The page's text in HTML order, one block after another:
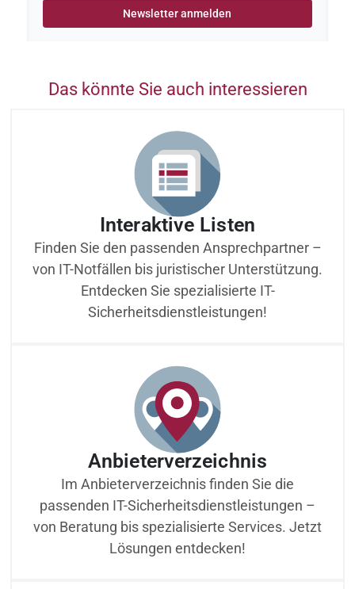
Das könnte Sie auch interessieren
Interaktive Listen
Finden Sie den passenden Ansprechpartner –
von IT-Notfällen bis juristischer Unterstützung.
Entdecken Sie spezialisierte IT-
Sicherheitsdienstleistungen!
Anbieterverzeichnis
Im Anbieterverzeichnis finden Sie die
passenden IT-Sicherheitsdienstleistungen –
von Beratung bis spezialisierte Services. Jetzt
Lösungen entdecken!